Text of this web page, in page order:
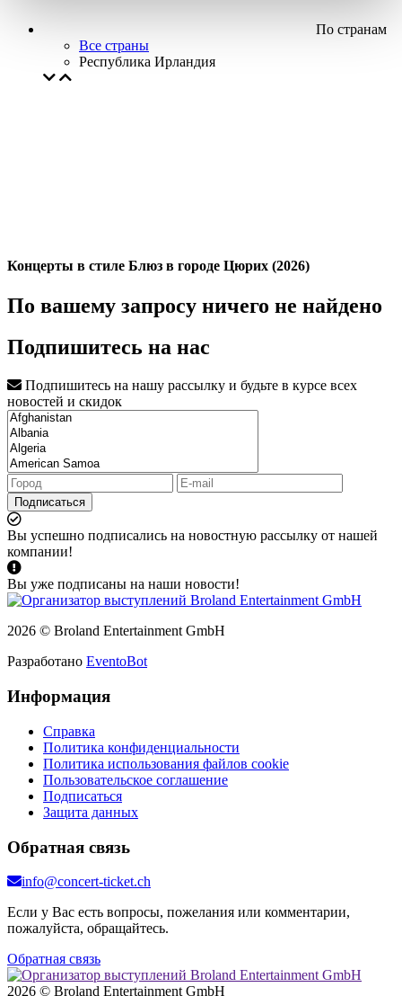
По странам
Все страны
Республика Ирландия
Концерты в стиле Блюз в городе Цюрих (2026)
По вашему запросу ничего не найдено
Подпишитесь на нас
Подпишитесь на нашу рассылку и будьте в курсе всех
новостей и скидок
Подписаться
Вы успешно подписались на новостную рассылку от нашей
компании!
Вы уже подписаны на наши новости!
2026 © Broland Entertainment GmbH
Разработано EventoBot
Информация
Справка
Политика конфиденциальности
Политика использования файлов cookie
Пользовательское соглашение
Подписаться
Защита данных
Обратная связь
info@concert-ticket.ch
Если у Вас есть вопросы, пожелания или комментарии,
пожалуйста, обращайтесь.
Обратная связь
2026 © Broland Entertainment GmbH